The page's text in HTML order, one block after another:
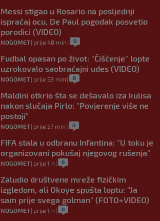
Messi stigao u Rosario na posljednji
ispraćaj ocu, De Paul pogodak posvetio
porodici (VIDEO)
NOGOMET| prije 48 min | 0
Fudbal opasan po život: "Čišćenje" lopte
uzrokovalo saobraćajni udes (VIDEO)
NOGOMET| prije 53 min | 0
Maldini otkrio šta se dešavalo iza kulisa
nakon slučaja Pirlo: "Povjerenje više ne
postoji"
NOGOMET| prije 57 min | 0
FIFA stala u odbranu Infantina: "U toku je
organizovani pokušaj njegovog rušenja"
NOGOMET| prije 1 h | 0
Zaludio društvene mreže fizičkim
izgledom, ali Okoye spušta loptu: "Ja
sam prije svega golman" (FOTO+VIDEO)
NOGOMET| prije 1 h | 0